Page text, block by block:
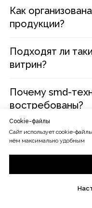
Как
продукции?
Подходят ли
витрин?
Почему smd-
востребованы?
Какие
доступны?
Какие цвета
Cookie-файлы
Сайт использует cookie-
нём максимально удобным